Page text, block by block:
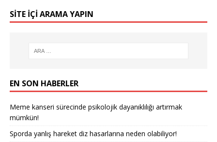
SITE IÇI ARAMA YAPIN
EN SON HABERLER
Meme kanseri sürecinde psikolojik dayanıklılığı artırmak
mümkün!
Sporda yanlış hareket diz hasarlarına neden olabiliyor!